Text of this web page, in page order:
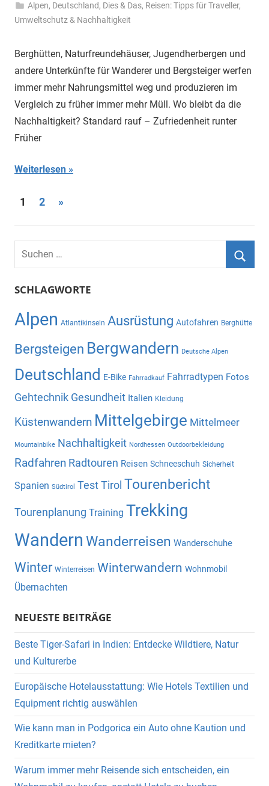
16.
Dezember
Alpen, Deutschland, Dies & Das, Reisen: Tipps für Traveller,
Umweltschutz & Nachhaltigkeit
Berghütten, Naturfreundehäuser, Jugendherbergen und
andere Unterkünfte für Wanderer und Bergsteiger werfen
immer mehr Nahrungsmittel weg und produzieren im
Vergleich zu früher immer mehr Müll. Wo bleibt da die
Nachhaltigkeit? Standard rauf – Zufriedenheit runter
Früher
Weiterlesen
Seitennummerierung
der
Beiträge
1 2
Nächste
»
Suchen
nach:
SCHLAGWORTE
Alpen Atlantikinseln Ausrüstung Autofahren Berghütte
Bergsteigen Bergwandern Deutsche Alpen
Deutschland E-Bike Fahrradkauf Fahrradtypen Fotos
Gehtechnik Gesundheit Italien Kleidung
Küstenwandern Mittelgebirge Mittelmeer
Mountainbike Nachhaltigkeit Nordhessen Outdoorbekleidung
Radfahren Radtouren Reisen Schneeschuh Sicherheit
Spanien Südtirol TestTirol Tourenbericht
Tourenplanung Training Trekking
Wandern Wanderreisen Wanderschuhe
Winter Winterreisen Winterwandern Wohnmobil
Übernachten
NEUESTE BEITRÄGE
Beste Tiger-Safari in Indien: Entdecke Wildtiere, Natur
und Kulturerbe
Europäische Hotelausstattung: Wie Hotels Textilien und
Equipment richtig auswählen
Wie kann man in Podgorica ein Auto ohne Kaution und
Kreditkarte mieten?
Warum immer mehr Reisende sich entscheiden, ein